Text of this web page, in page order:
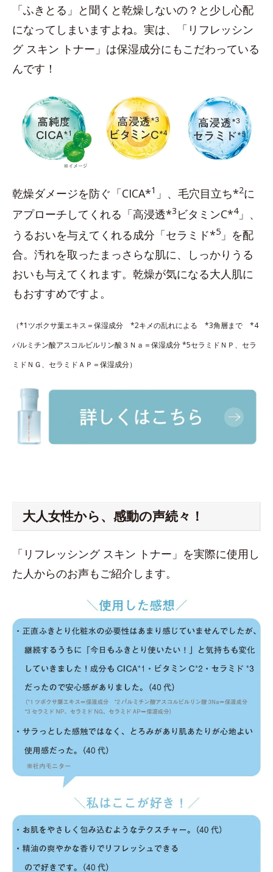
「ふきとる」と聞くと乾燥しないの？と少し心配
になってしまいますよね。実は、「リフレッシン
グ スキン トナー」は保湿成分にもこだわっている
んです！
乾燥ダメージを防ぐ「CICA*1 」、毛穴目立ち*2に
アプローチしてくれる「高浸透*3 ビタミンC*4」、
うるおいを与えてくれる成分「セラミド*5 」を配
合。汚れを取ったまっさらな肌に、しっかりうる
おいも与えてくれます。乾燥が気になる大人肌に
もおすすめですよ。
（*1ツボクサ葉エキス＝保湿成分 *2キメの乱れによる *3角層まで *4
パルミチン酸アスコルビルリン酸３Ｎａ＝保湿成分 *5セラミドＮＰ、セラ
ミドＮＧ、セラミドＡＰ＝保湿成分）
大人女性から、感動の声続々！
「リフレッシング スキン トナー」を実際に使用し
た人からのお声もご紹介します。